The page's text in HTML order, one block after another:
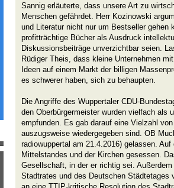
Sannig erläuterte, dass unsere Art zu
Menschen gefährdet. Herr Kozinowski
und Literatur nicht nur um Bestseller gehen
profitträchtige Bücher als Ausdruck
Diskussionsbeiträge unverzichtbar seien.
Rüdiger Theis, dass kleine Unternehmen
Ideen auf einem Markt der billigen
es schwerer haben, sich zu behaupten.
Die Angriffe des Wuppertaler CDU-
den Oberbürgermeister wurden vielfach als
empfunden. Es gab darauf eine Vielzahl
auszugsweise wiedergegeben sind. OB
radiowuppertal am 21.4.2016) gelassen.
Mittelstandes und der Kirchen gesessen.
Gesellschaft, in der er richtig sei.
Stadtrates und des Deutschen Städtetages